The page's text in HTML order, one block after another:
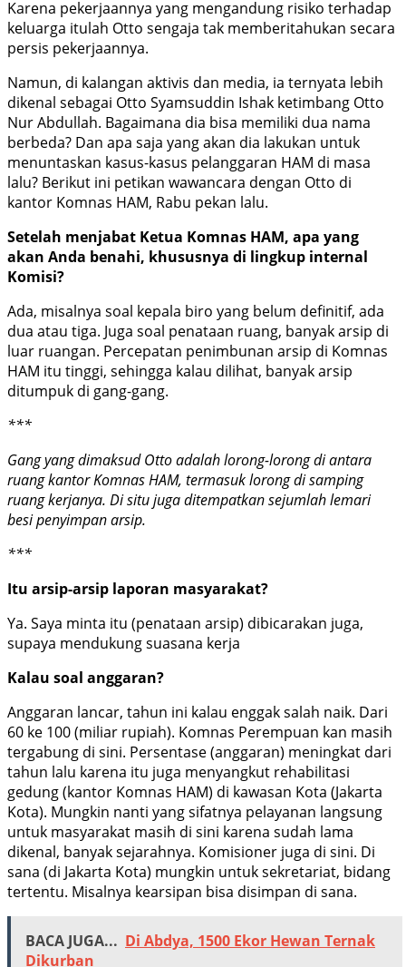
Karena pekerjaannya yang mengandung risiko terhadap
keluarga itulah Otto sengaja tak memberitahukan secara
persis pekerjaannya.
Namun, di kalangan aktivis dan media, ia ternyata lebih
dikenal sebagai Otto Syamsuddin Ishak ketimbang Otto
Nur Abdullah. Bagaimana dia bisa memiliki dua nama
berbeda? Dan apa saja yang akan dia lakukan untuk
menuntaskan kasus-kasus pelanggaran HAM di masa
lalu? Berikut ini petikan wawancara dengan Otto di
kantor Komnas HAM, Rabu pekan lalu.
Setelah menjabat Ketua Komnas HAM, apa yang
akan Anda benahi, khususnya di lingkup internal
Komisi?
Ada, misalnya soal kepala biro yang belum definitif, ada
dua atau tiga. Juga soal penataan ruang, banyak arsip di
luar ruangan. Percepatan penimbunan arsip di Komnas
HAM itu tinggi, sehingga kalau dilihat, banyak arsip
ditumpuk di gang-gang.
***
Gang yang dimaksud Otto adalah lorong-lorong di antara
ruang kantor Komnas HAM, termasuk lorong di samping
ruang kerjanya. Di situ juga ditempatkan sejumlah lemari
besi penyimpan arsip.
***
Itu arsip-arsip laporan masyarakat?
Ya. Saya minta itu (penataan arsip) dibicarakan juga,
supaya mendukung suasana kerja
Kalau soal anggaran?
Anggaran lancar, tahun ini kalau enggak salah naik. Dari
60 ke 100 (miliar rupiah). Komnas Perempuan kan masih
tergabung di sini. Persentase (anggaran) meningkat dari
tahun lalu karena itu juga menyangkut rehabilitasi
gedung (kantor Komnas HAM) di kawasan Kota (Jakarta
Kota). Mungkin nanti yang sifatnya pelayanan langsung
untuk masyarakat masih di sini karena sudah lama
dikenal, banyak sejarahnya. Komisioner juga di sini. Di
sana (di Jakarta Kota) mungkin untuk sekretariat, bidang
tertentu. Misalnya kearsipan bisa disimpan di sana.
BACA JUGA... Di Abdya, 1500 Ekor Hewan Ternak
Dikurban